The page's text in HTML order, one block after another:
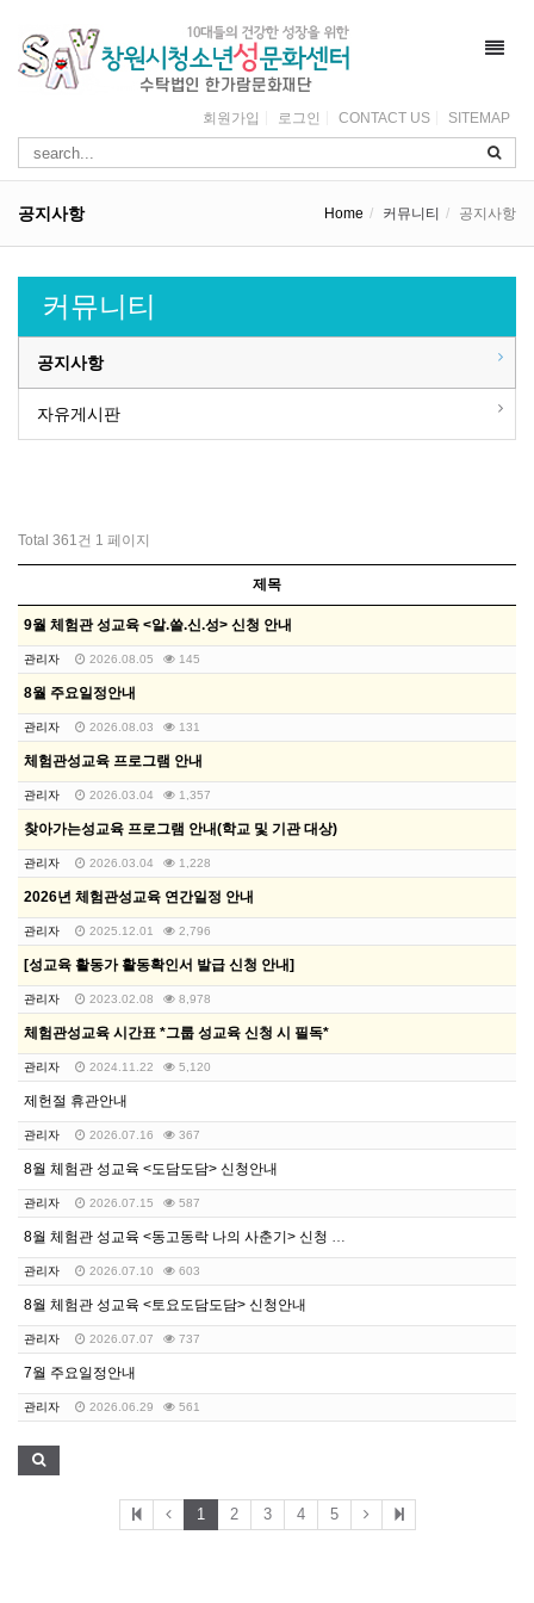
회원가입 로그인 CONTACT US SITEMAP
공지사항 Home 커뮤니티 공지사항
커뮤니티
공지사항
자유게시판
Total 361건 1 페이지
제목
9월 체험관 성교육 <알.쓸.신.성> 신청 안내
관리자 2026.08.05 145
8월 주요일정안내
관리자 2026.08.03 131
체험관성교육 프로그램 안내
관리자 2026.03.04 1,357
찾아가는성교육 프로그램 안내(학교 및 기관 대상)
관리자 2026.03.04 1,228
2026년 체험관성교육 연간일정 안내
관리자 2025.12.01 2,796
[성교육 활동가 활동확인서 발급 신청 안내]
관리자 2023.02.08 8,978
체험관성교육 시간표 *그룹 성교육 신청 시 필독*
관리자 2024.11.22 5,120
제헌절 휴관안내
관리자 2026.07.16 367
8월 체험관 성교육 <도담도담> 신청안내
관리자 2026.07.15 587
8월 체험관 성교육 <동고동락 나의 사춘기> 신청 안내
관리자 2026.07.10 603
8월 체험관 성교육 <토요도담도담> 신청안내
관리자 2026.07.07 737
7월 주요일정안내
관리자 2026.06.29 561
1 2 3 4 5